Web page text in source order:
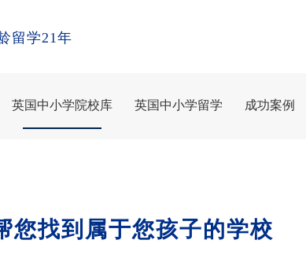
留学21年
英国中小学院校库 英国中小学留学 成功案例
您找到属于您孩子的学校